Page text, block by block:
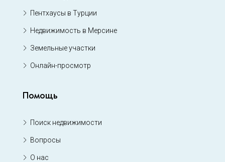
Пентхаусы в Турции
Недвижимость в Мерсине
Земельные участки
Онлайн-просмотр
Помощь
Поиск недвижимости
Вопросы
О нас